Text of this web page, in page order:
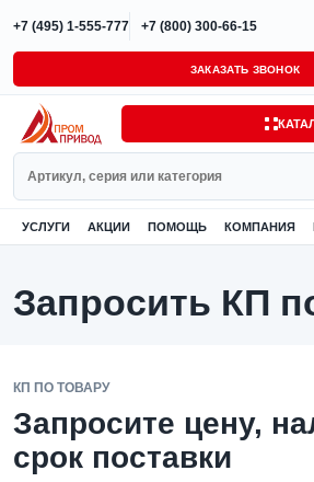
+7 (495) 1-555-777 +7 (800) 300-66-15
ЗАКАЗАТЬ ЗВОНОК
УСЛУГИ АКЦИИ ПОМОЩЬ КОМПАНИЯ
Запросить КП
КП ПО ТОВАРУ
Запросите цену,
срок поставки